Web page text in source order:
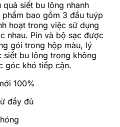
siết bu lông nhanh
bao gồm 3 đầu tuýp
hoạt trong việc sử dụng
nhau. Pin và bộ sạc được
gói trong hộp màu, lý
bu lông trong không
góc khó tiếp cận.
100%
đầy đủ